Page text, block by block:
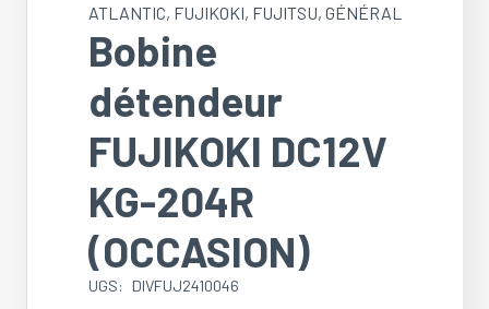
ATLANTIC, FUJIKOKI, FUJITSU, GÉNÉRAL
Bobine
détendeur
FUJIKOKI DC12V
KG-204R
(OCCASION)
UGS: DIVFUJ2410046